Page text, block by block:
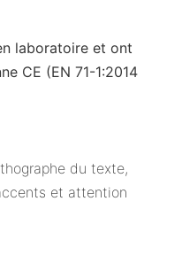
laboratoire et ont
CE (EN 71-1:2014
du texte,
et attention